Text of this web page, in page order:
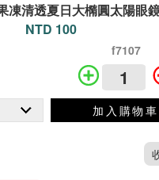
凍清透夏日大橢圓太陽眼
NTD 100
f7107
加入購物車